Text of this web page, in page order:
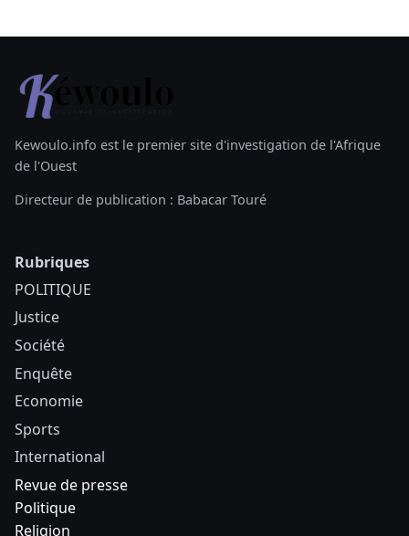
Kewoulo.info est le premier site d'investigation de l'Afrique
de l'Ouest
Directeur de publication : Babacar Touré
Rubriques
POLITIQUE
Justice
Société
Enquête
Economie
Sports
International
Revue de presse
Politique
Religion